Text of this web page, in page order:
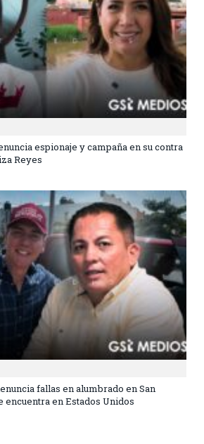
espionaje y campaña en su contra
Reyes
fallas en alumbrado en San
en Estados Unidos